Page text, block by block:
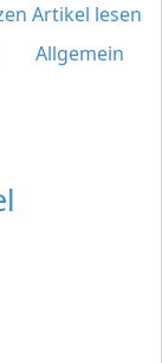
Artikel lesen
Allgemein